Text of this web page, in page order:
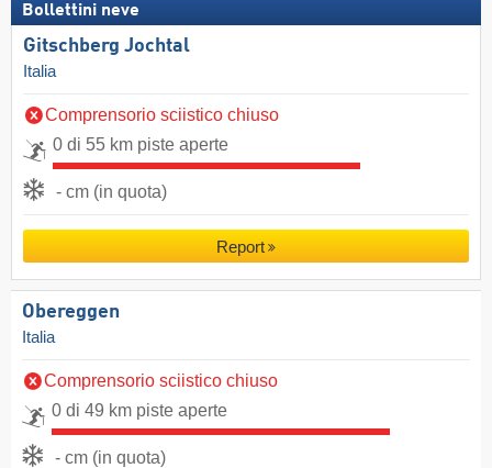
Bollettini neve
Gitschberg Jochtal
Italia
Comprensorio sciistico chiuso
0 di 55 km piste aperte
- cm (in quota)
Report
Obereggen
Italia
Comprensorio sciistico chiuso
0 di 49 km piste aperte
- cm (in quota)